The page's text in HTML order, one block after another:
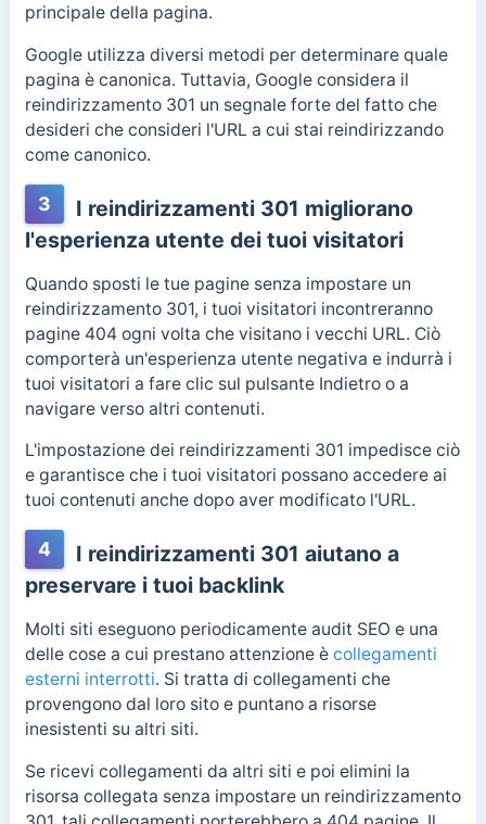
principale della pagina.
Google utilizza diversi metodi per determinare quale
pagina è canonica. Tuttavia, Google considera il
reindirizzamento 301 un segnale forte del fatto che
desideri che consideri l'URL a cui stai reindirizzando
come canonico.
3
I reindirizzamenti 301 migliorano
l'esperienza utente dei tuoi visitatori
Quando sposti le tue pagine senza impostare un
reindirizzamento 301, i tuoi visitatori incontreranno
pagine 404 ogni volta che visitano i vecchi URL. Ciò
comporterà un'esperienza utente negativa e indurrà i
tuoi visitatori a fare clic sul pulsante Indietro o a
navigare verso altri contenuti.
L'impostazione dei reindirizzamenti 301 impedisce ciò
e garantisce che i tuoi visitatori possano accedere ai
tuoi contenuti anche dopo aver modificato l'URL.
4
I reindirizzamenti 301 aiutano a
preservare i tuoi backlink
Molti siti eseguono periodicamente audit SEO e una
delle cose a cui prestano attenzione è collegamenti
esterni interrotti. Si tratta di collegamenti che
provengono dal loro sito e puntano a risorse
inesistenti su altri siti.
Se ricevi collegamenti da altri siti e poi elimini la
risorsa collegata senza impostare un reindirizzamento